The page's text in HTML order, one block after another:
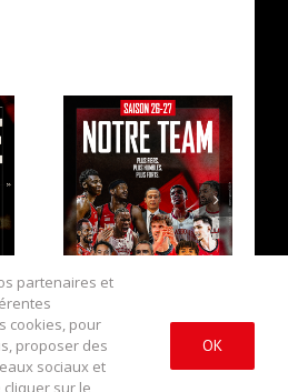
L’EFFECTIF
2026/2027 AU
COMPLET !
partenaires et
cookies, pour
proposer des
sociaux et
sur le
OK